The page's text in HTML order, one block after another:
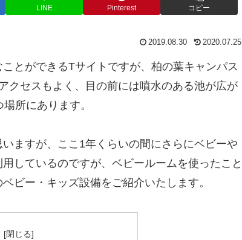
LINE Pinterest コピー
2019.08.30 2020.07.25
とができるTサイトですが、柏の葉キャンパス
クセスもよく、目の前には噴水のある池が広が
所にあります。
ますが、ここ1年くらいの間にさらにベビーや
しているのですが、ベビールームを使ったこと
ビー・キッズ設備をご紹介いたします。